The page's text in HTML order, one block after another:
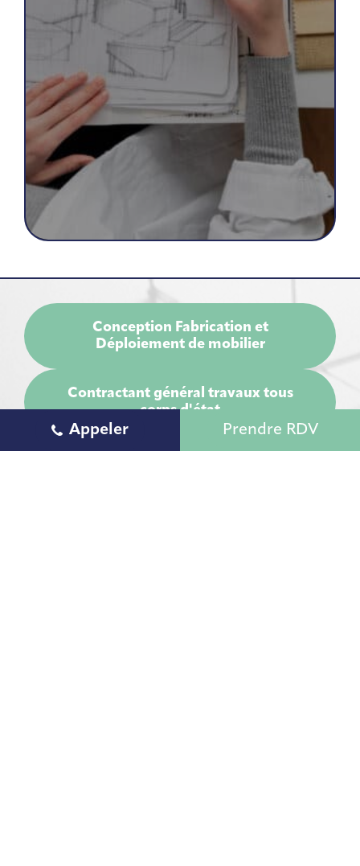
Conception Fabrication et
Déploiement de mobilier
Contractant général travaux tous
corps d'état
Appeler Prendre RDV